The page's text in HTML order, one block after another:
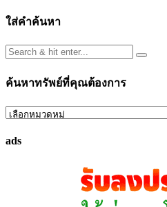
ใส่คำค้นหา
ค้นหาทรัพย์ที่คุณต้องการ
ค้นหา
ที่
ads